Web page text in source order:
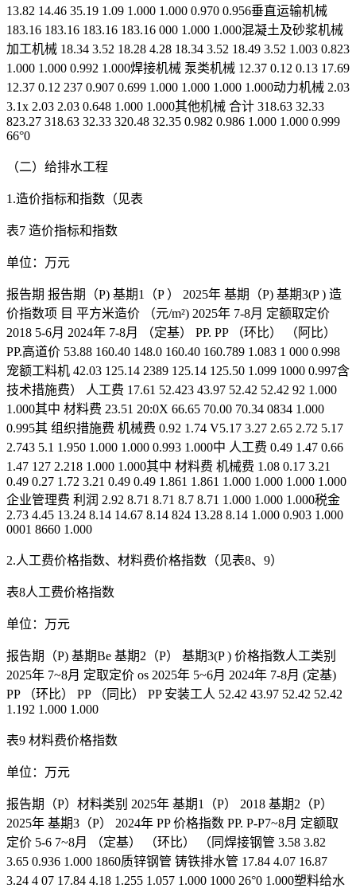
13.82 14.46 35.19 1.09 1.000 1.000 0.970 0.956垂直运输机械
183.16 183.16 183.16 183.16 000 1.000 1.000混凝土及砂浆机械
加工机械 18.34 3.52 18.28 4.28 18.34 3.52 18.49 3.52 1.003 0.823
1.000 1.000 0.992 1.000焊接机械 泵类机械 12.37 0.12 0.13 17.69
12.37 0.12 237 0.907 0.699 1.000 1.000 1.000 1.000动力机械 2.03
3.1x 2.03 2.03 0.648 1.000 1.000其他机械 合计 318.63 32.33
823.27 318.63 32.33 320.48 32.35 0.982 0.986 1.000 1.000 0.999
66°0
（二）给排水工程
1.造价指标和指数（见表
表7 造价指标和指数
单位：万元
报告期 报告期（P) 基期1（P ） 2025年 基期（P) 基期3(P ) 造
价指数项 目 平方米造价 （元/m²) 2025年 7-8月 定额取定价
2018 5-6月 2024年 7-8月 （定基） PP. PP （环比） （阿比）
PP.高道价 53.88 160.40 148.0 160.40 160.789 1.083 1 000 0.998
宠额工料机 42.03 125.14 2389 125.14 125.50 1.099 1000 0.997含
技术措施费） 人工费 17.61 52.423 43.97 52.42 52.42 92 1.000
1.000其中 材料费 23.51 20:0X 66.65 70.00 70.34 0834 1.000
0.995其 组织措施费 机械费 0.92 1.74 V5.17 3.27 2.65 2.72 5.17
2.743 5.1 1.950 1.000 1.000 0.993 1.000中 人工费 0.49 1.47 0.66
1.47 127 2.218 1.000 1.000其中 材料费 机械费 1.08 0.17 3.21
0.49 0.27 1.72 3.21 0.49 0.49 1.861 1.861 1.000 1.000 1.000 1.000
企业管理费 利润 2.92 8.71 8.71 8.7 8.71 1.000 1.000 1.000税金
2.73 4.45 13.24 8.14 14.67 8.14 824 13.28 8.14 1.000 0.903 1.000
0001 8660 1.000
2.人工费价格指数、材料费价格指数（见表8、9）
表8人工费价格指数
单位：万元
报告期（P) 基期Be 基期2（P） 基期3(P ) 价格指数人工类别
2025年 7~8月 定取定价 os 2025年 5~6月 2024年 7-8月 (定基)
PP （环比） PP （同比） PP 安装工人 52.42 43.97 52.42 52.42
1.192 1.000 1.000
表9 材料费价格指数
单位：万元
报告期（P）材料类别 2025年 基期1（P） 2018 基期2（P）
2025年 基期3（P） 2024年 PP 价格指数 PP. P-P7~8月 定额取
定价 5-6 7~8月 （定基） （环比） （同焊接钢管 3.58 3.82
3.65 0.936 1.000 1860质锌钢管 铸铁排水管 17.84 4.07 16.87
3.24 4 07 17.84 4.18 1.255 1.057 1.000 1000 26°0 1.000塑料给水